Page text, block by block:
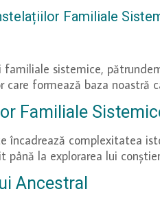
Familiale
sistemice,
care formează baza noastră
Familiale
încadrează complexitatea
până la explorarea lui
Ancestral